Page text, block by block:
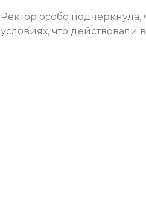
Ректор особо
условиях, что действовали